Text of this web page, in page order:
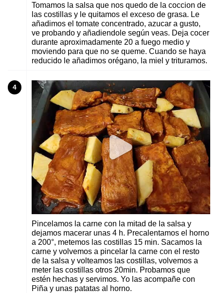
Tomamos la salsa que nos quedo de la coccion de
las costillas y le quitamos el exceso de grasa. Le
añadimos el tomate concentrado, azucar a gusto,
ve probando y añadiendole según veas. Deja cocer
durante aproximadamente 20 a fuego medio y
moviendo para que no se queme. Cuando se haya
reducido le añadimos orégano, la miel y trituramos.
4
Pincelamos la carne con la mitad de la salsa y
dejamos macerar unas 4 h. Precalentamos el horno
a 200°, metemos las costillas 15 min. Sacamos la
carne y volvemos a pincelar la carne con el resto
de la salsa y volteamos las costillas, volvemos a
meter las costillas otros 20min. Probamos que
estén hechas y servimos. Yo las acompañe con
Piña y unas patatas al horno.